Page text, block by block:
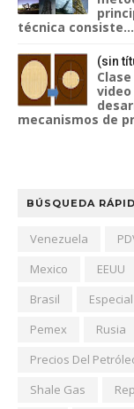
técnica consiste...
(sin
mecanismos de
BÚSQUEDA
Venezuela
Mexico
EEUU
Brasil
Especial
Pemex
Rusia
Precios Del
Shale Gas